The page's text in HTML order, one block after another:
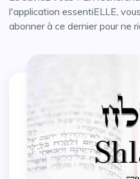
l'application essentiELLE,
abonner à ce dernier pour ne